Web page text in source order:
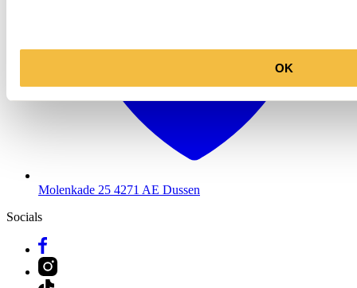
OK
Molenkade 25 4271 AE Dussen
Socials